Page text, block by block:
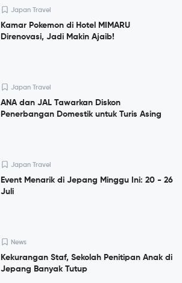
Japan Travel
Kamar Pokemon di Hotel MIMARU
Direnovasi, Jadi Makin Ajaib!
Japan Travel
ANA dan JAL Tawarkan Diskon
Penerbangan Domestik untuk Turis Asing
Japan Travel
Event Menarik di Jepang Minggu Ini: 20 - 26
Juli
News
Kekurangan Staf, Sekolah Penitipan Anak di
Jepang Banyak Tutup